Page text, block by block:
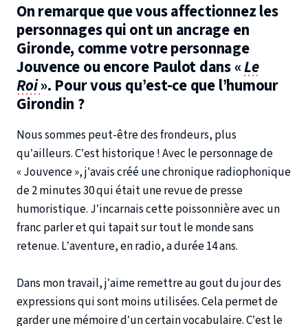
On remarque que vous affectionnez les
personnages qui ont un ancrage en
Gironde, comme votre personnage
Jouvence ou encore Paulot dans «Le
Roi». Pour vous qu’est-ce que l’humour
Girondin ?
Nous sommes peut-être des frondeurs, plus
qu’ailleurs. C’est historique ! Avec le personnage de
« Jouvence », j’avais créé une chronique radiophonique
de 2 minutes 30 qui était une revue de presse
humoristique. J’incarnais cette poissonnière avec un
franc parler et qui tapait sur tout le monde sans
retenue. L’aventure, en radio, a durée 14 ans.
Dans mon travail, j’aime remettre au gout du jour des
expressions qui sont moins utilisées. Cela permet de
garder une mémoire d’un certain vocabulaire. C’est le